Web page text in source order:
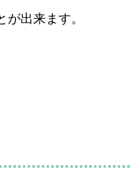
出来ます。